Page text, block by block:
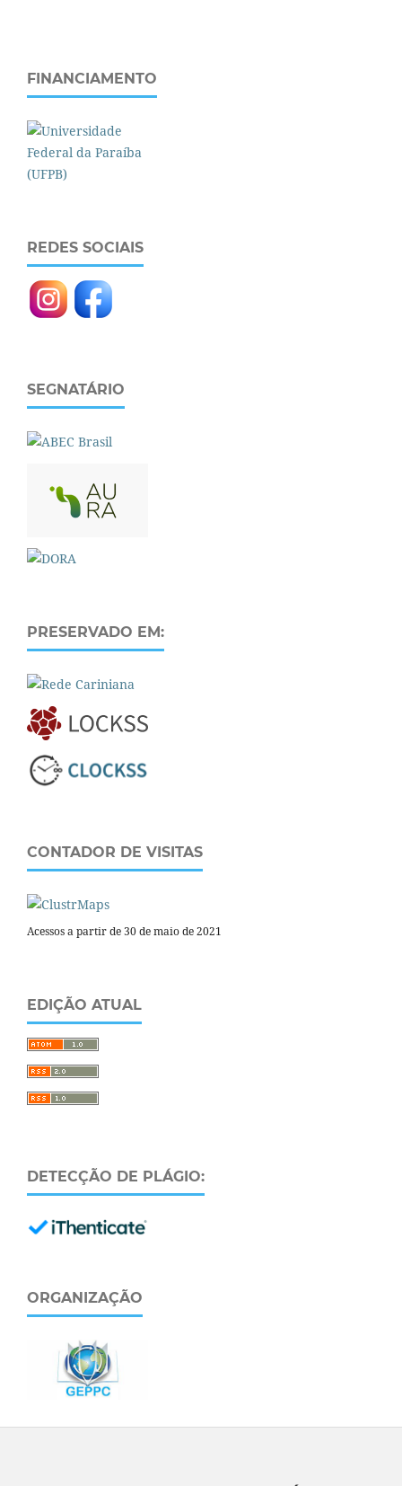
FINANCIAMENTO
REDES SOCIAIS
SEGNATÁRIO
PRESERVADO EM:
CONTADOR DE VISITAS
Acessos a partir de 30 de maio de 2021
EDIÇÃO ATUAL
DETECÇÃO DE PLÁGIO:
ORGANIZAÇÃO